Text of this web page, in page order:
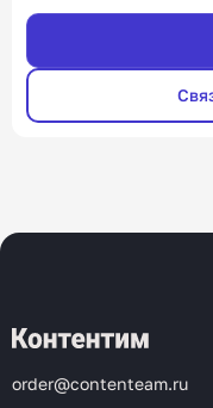
order@contenteam.ru